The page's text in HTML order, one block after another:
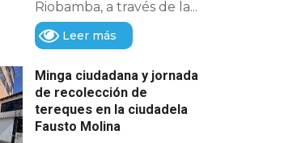
Riobamba, a través de la...
Leer más
Minga ciudadana y jornada
de recolección de
tereques en la ciudadela
Fausto Molina